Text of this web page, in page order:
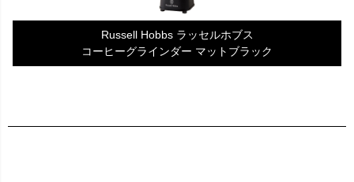
Russell Hobbs ラッセルホブス
コーヒーグラインダー マットブラック